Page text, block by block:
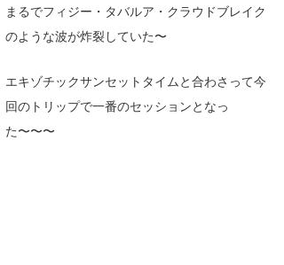
まるでフィジー・タバルア・クラウドブレイク
のような波が炸裂していた〜
エキゾチックサンセットタイムと合わさって今
回のトリップで一番のセッションとなっ
た〜〜〜
ハンマー
三輪予報士